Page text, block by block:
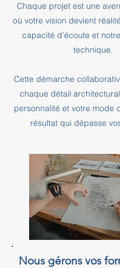
Chaque projet est une
où votre vision devient
capacité d'écoute et
technique.
Cette démarche
chaque détail
personnalité et votre mode
résultat qui dépasse
Nous gérons vos